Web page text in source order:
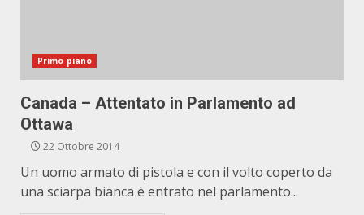
Primo piano
Canada – Attentato in Parlamento ad
Ottawa
22 Ottobre 2014
Un uomo armato di pistola e con il volto coperto da
una sciarpa bianca è entrato nel parlamento...